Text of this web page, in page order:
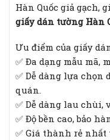
Hàn Quốc giả gạch,
giấy dán tường Hàn
Ưu điểm của giấy
✅ Đa dạng mẫu mã,
✅ Dễ dàng lựa
quán.
✅ Dễ dàng lau chùi,
✅ Độ bền cao, bảo
✅ Giá thành rẻ nhất